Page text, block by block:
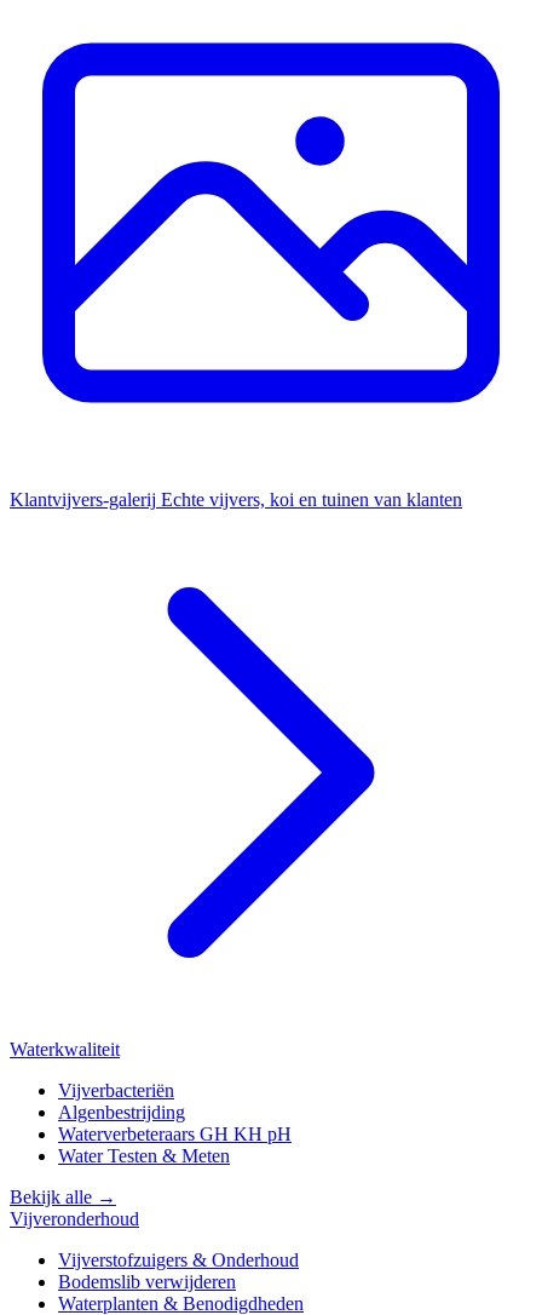
Klantvijvers-galerij Echte vijvers, koi en tuinen van klanten
Waterkwaliteit
Vijverbacteriën
Algenbestrijding
Waterverbeteraars GH KH pH
Water Testen & Meten
Bekijk alle →
Vijveronderhoud
Vijverstofzuigers & Onderhoud
Bodemslib verwijderen
Waterplanten & Benodigdheden